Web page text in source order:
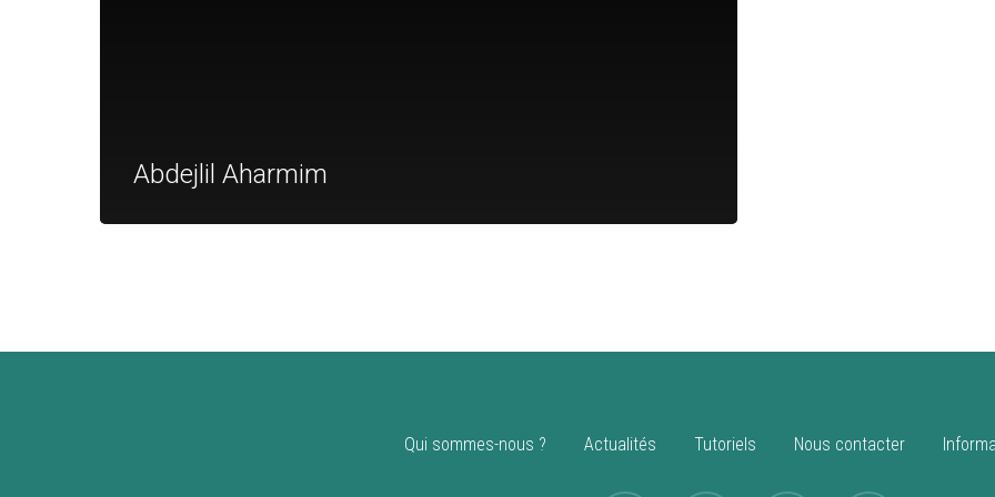
Abdejlil Aharmim
Qui sommes-nous ? Actualités Tutoriels Nous contacter